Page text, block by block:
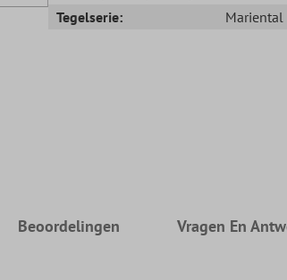
Tegelserie:
Mariental
Beoordelingen Vragen En